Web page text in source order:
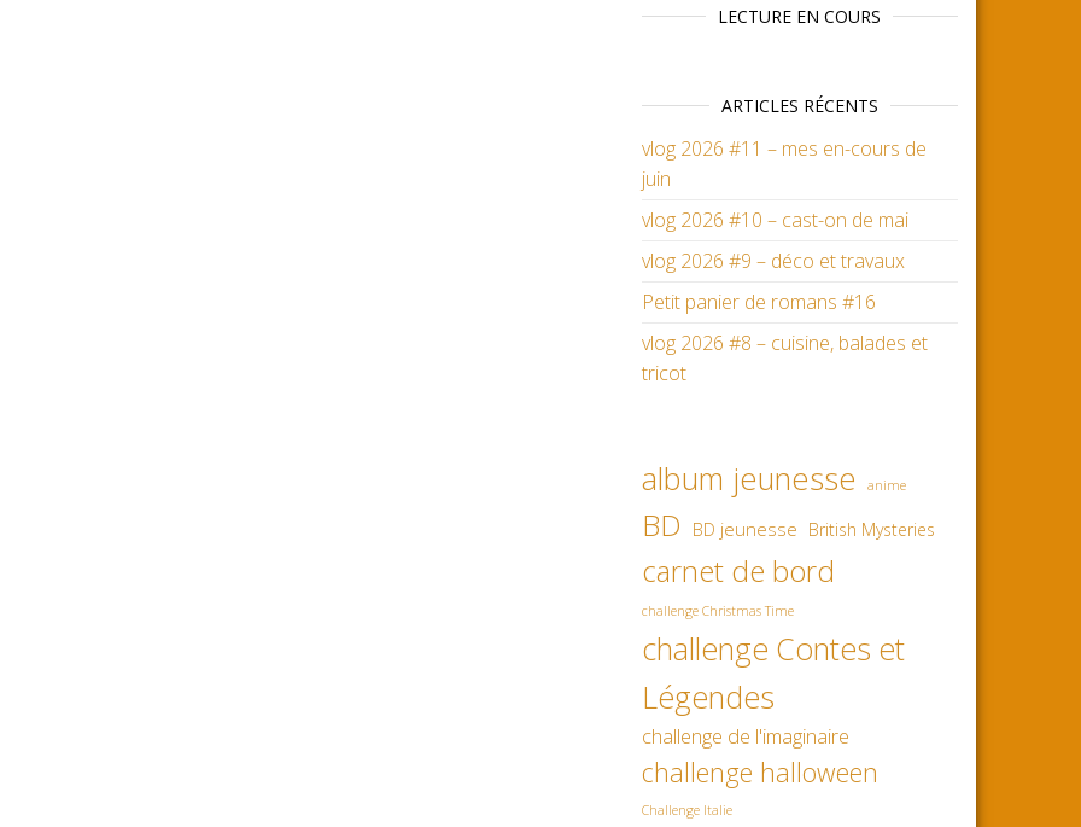
LECTURE EN COURS
ARTICLES RÉCENTS
vlog 2026 #11 – mes en-cours de
juin
vlog 2026 #10 – cast-on de mai
vlog 2026 #9 – déco et travaux
Petit panier de romans #16
vlog 2026 #8 – cuisine, balades et
tricot
album jeunesse anime
BD BD jeunesse British Mysteries
carnet de bord
challenge Christmas Time
challenge Contes et
Légendes
challenge de l'imaginaire
challenge halloween
Challenge Italie